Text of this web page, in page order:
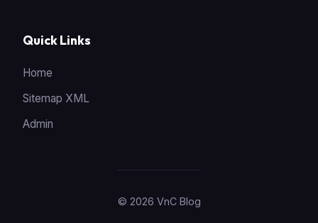
Quick Links
Home
Sitemap XML
Admin
© 2026 VnC Blog